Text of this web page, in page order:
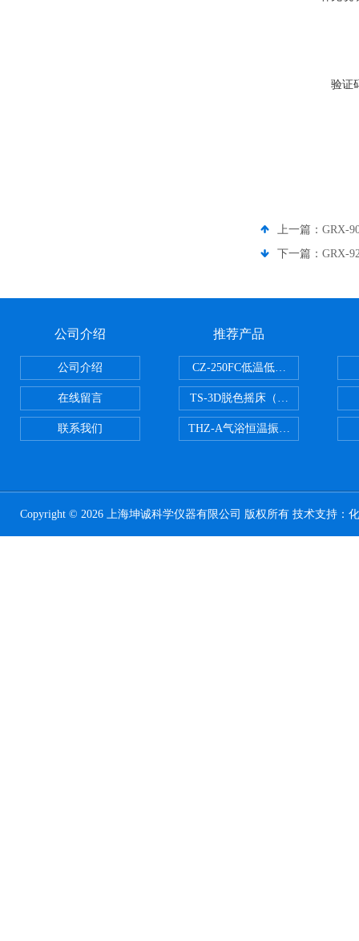
验证
上一篇： GRX-
下一篇： GRX-
公司介绍
公司介绍
在线留言
联系我们
推荐产品
CZ-250FC低温低湿种子储藏柜
TS-3D脱色摇床（三维运动）
THZ-A气浴恒温振荡器
Copyright © 2026 上海坤诚科学仪器有限公司 版权所有 技术支持：